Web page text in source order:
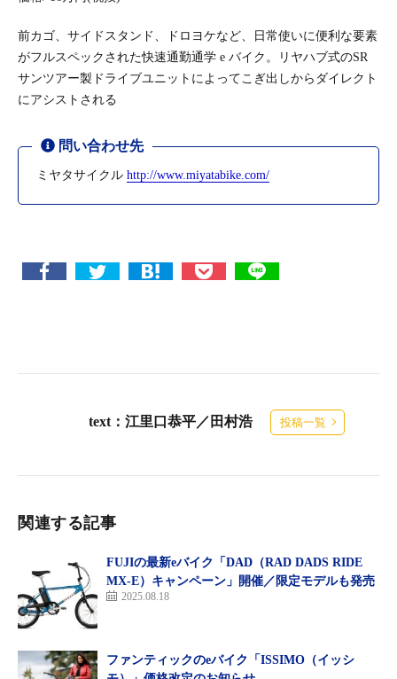
前カゴ、サイドスタンド、ドロヨケなど、日常使いに便利な要素
がフルスペックされた快速通勤通学 e バイク。リヤハブ式のSR
サンツアー製ドライブユニットによってこぎ出しからダイレクト
にアシストされる
問い合わせ先
ミヤタサイクル http://www.miyatabike.com/
text：江里口恭平／田村浩 投稿一覧
関連する記事
FUJIの最新eバイク「DAD（RAD DADS RIDE
MX-E）キャンペーン」開催／限定モデルも発売
2025.08.18
ファンティックのeバイク「ISSIMO（イッシ